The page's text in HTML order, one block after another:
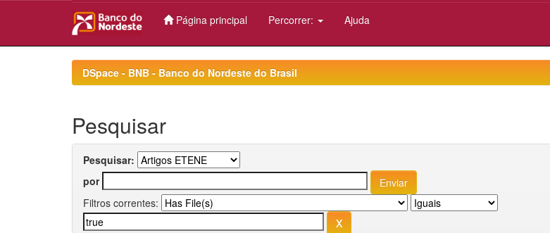
Página principal Percorrer: Ajuda
DSpace - BNB - Banco do Nordeste do Brasil
Pesquisar
Pesquisar:
por
Filtros correntes: